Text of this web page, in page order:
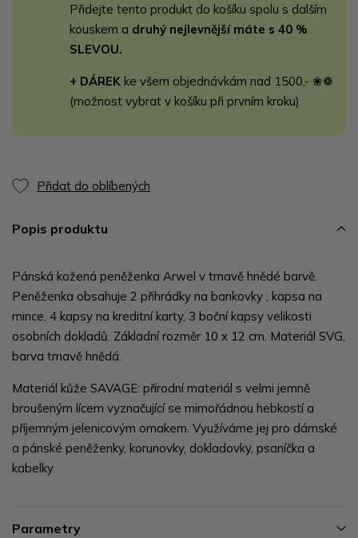
Přidejte tento produkt do košíku spolu s dalším
kouskem a druhý nejlevnější máte s 40 %
SLEVOU.
+ DÁREK ke všem objednávkám nad 1500,- ❀❁
(možnost vybrat v košíku při prvním kroku)
Přidat do oblíbených
Popis produktu
Pánská kožená peněženka Arwel v tmavě hnědé barvě.
Peněženka obsahuje 2 přihrádky na bankovky , kapsa na
mince, 4 kapsy na kreditní karty, 3 boční kapsy velikosti
osobních dokladů. Základní rozměr 10 x 12 cm. Materiál SVG,
barva tmavě hnědá.
Materiál kůže SAVAGE: přírodní materiál s velmi jemně
broušeným lícem vyznačující se mimořádnou hebkostí a
příjemným jelenicovým omakem. Využíváme jej pro dámské
a pánské peněženky, korunovky, dokladovky, psaníčka a
kabelky.
Parametry